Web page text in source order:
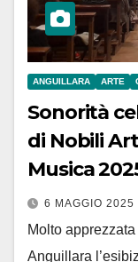
ANGUILLARA ARTE
Sonorità
di Nobili
Musica
6 MAGGIO 2025
Molto
Anguillara